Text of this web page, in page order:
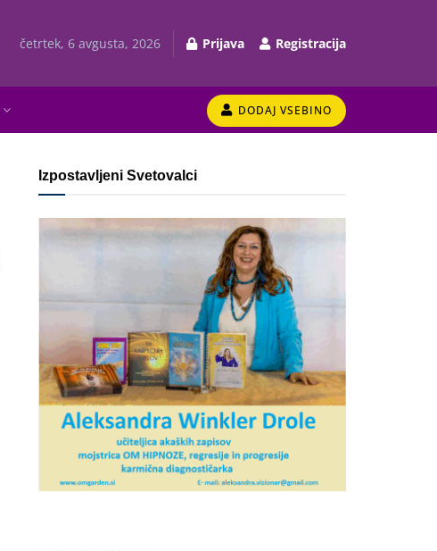
četrtek, 6 avgusta, 2026 Prijava Registracija
DODAJ VSEBINO
Izpostavljeni Svetovalci